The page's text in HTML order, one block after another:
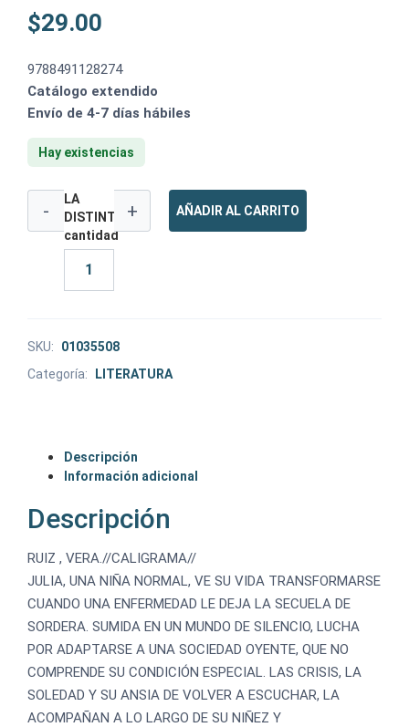
$29.00
9788491128274
Catálogo extendido
Envío de 4-7 días hábiles
Hay existencias
-
LA
DISTINTA
cantidad
+ AÑADIR AL CARRITO
SKU:
01035508
Categoría:
LITERATURA
Descripción
Información adicional
Descripción
RUIZ , VERA.//CALIGRAMA//
JULIA, UNA NIÑA NORMAL, VE SU VIDA TRANSFORMARSE
CUANDO UNA ENFERMEDAD LE DEJA LA SECUELA DE
SORDERA. SUMIDA EN UN MUNDO DE SILENCIO, LUCHA
POR ADAPTARSE A UNA SOCIEDAD OYENTE, QUE NO
COMPRENDE SU CONDICIÓN ESPECIAL. LAS CRISIS, LA
SOLEDAD Y SU ANSIA DE VOLVER A ESCUCHAR, LA
ACOMPAÑAN A LO LARGO DE SU NIÑEZ Y